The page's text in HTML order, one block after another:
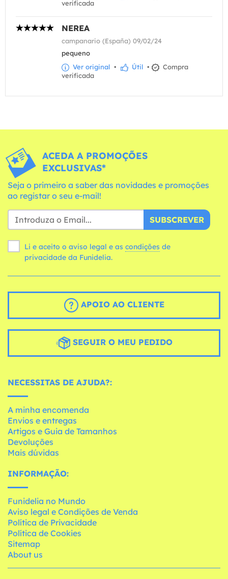
verificada
NEREA
campanario (España) 09/02/24
pequeno
Ver original • Útil •
Compra
verificada
ACEDA A PROMOÇÕES
EXCLUSIVAS*
Seja o primeiro a saber das novidades e promoções
ao registar o seu e-mail!
SUBSCREVER
Li e aceito o aviso legal e as condições
privacidade da Funidelia.
APOIO AO CLIENTE
SEGUIR O MEU PEDIDO
NECESSITAS DE AJUDA?:
A minha encomenda
Envios e entregas
Artigos e Guia de Tamanhos
Devoluções
Mais dúvidas
INFORMAÇÃO:
Funidelia no Mundo
Aviso legal e Condições de Venda
Política de Privacidade
Política de Cookies
Sitemap
About us